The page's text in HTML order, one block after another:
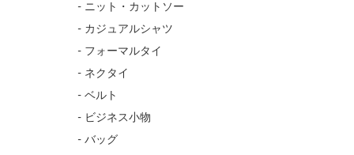
- ニット・カットソー
- カジュアルシャツ
- フォーマルタイ
- ネクタイ
- ベルト
- ビジネス小物
- バッグ